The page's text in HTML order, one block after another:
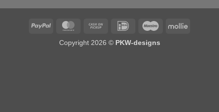
PayPal MasterCardCash
Pickup
IDeal Maestro Mollie
Copyright 2026 © PKW-designs